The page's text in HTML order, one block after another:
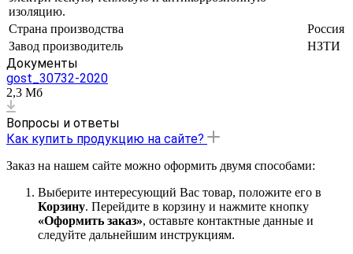
изоляцию.
Страна производства
Россия
Завод производитель
НЗТИ
Документы
gost_30732-2020
2,3 Мб
Вопросы и ответы
Как купить продукцию на сайте?
Заказ на нашем сайте можно оформить двумя способами:
Выберите интересующий Вас товар, положите его в
Корзину. Перейдите в корзину и нажмите кнопку
«Оформить заказ», оставьте контактные данные и
следуйте дальнейшим инструкциям.